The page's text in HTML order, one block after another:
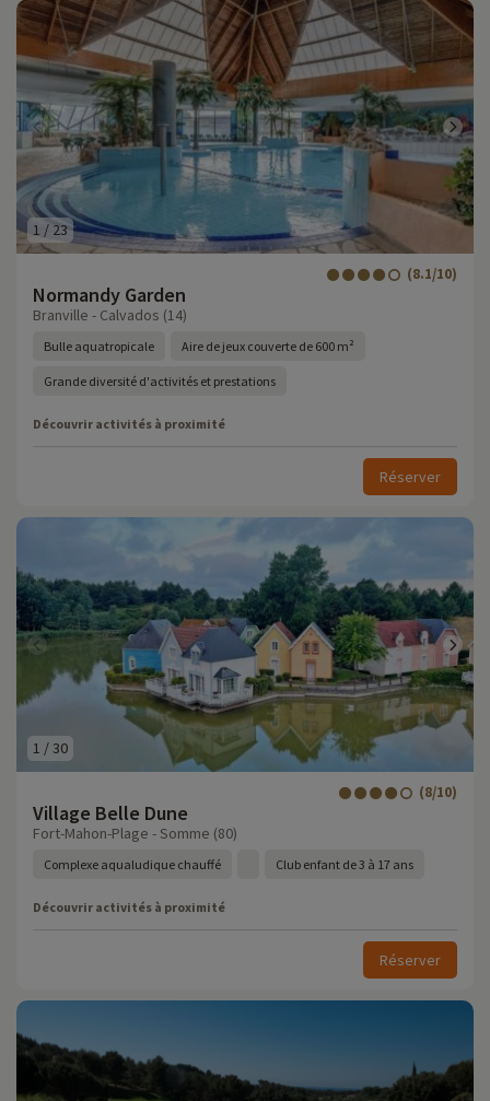
1 / 23
Normandy Garden
(8.1/10)
Branville - Calvados (14)
Bulle aquatropicale Aire de jeux couverte de 600 m²
Grande diversité d'activités et prestations
Découvrir activités à proximité
Réserver
1 /30
Village Belle Dune
(8/10)
Fort-Mahon-Plage - Somme (80)
Complexe aqualudique chauffé Club enfant de 3 à 17 ans
Découvrir activités à proximité
Réserver